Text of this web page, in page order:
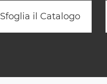
Sfoglia il Catalogo